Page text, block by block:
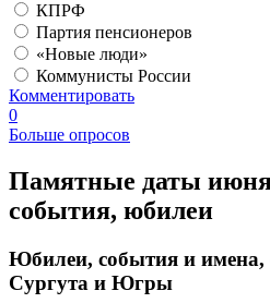
КПРФ
Партия пенсионеров
«Новые люди»
Коммунисты России
Комментировать
0
Больше опросов
​Памятные даты июня
события, юбилеи
Юбилеи, события и имена,
Сургута и Югры